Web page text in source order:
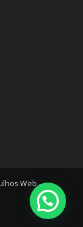
Web -